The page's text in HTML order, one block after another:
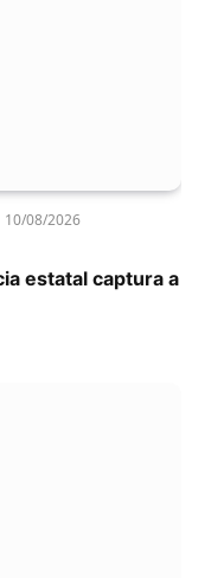
10/08/2026
estatal captura a